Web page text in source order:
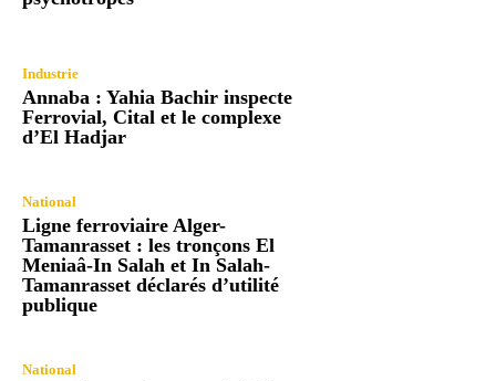
Industrie
Annaba : Yahia Bachir inspecte
Ferrovial, Cital et le complexe
d’El Hadjar
National
Ligne ferroviaire Alger-
Tamanrasset : les tronçons El
Meniaâ-In Salah et In Salah-
Tamanrasset déclarés d’utilité
publique
National